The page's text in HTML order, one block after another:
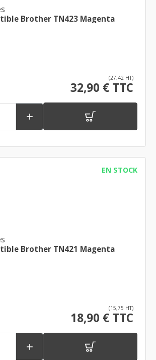
Brother TN423 Magenta
(27,42 HT)
32,90 € TTC

EN STOCK
Brother TN421 Magenta
(15,75 HT)
18,90 € TTC
